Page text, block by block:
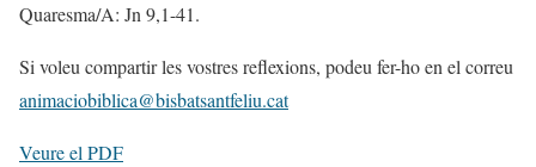
Quaresma/A: Jn 9,1-41.
Si voleu compartir les vostres reflexions, podeu fer-ho en el correu
animaciobiblica@bisbatsantfeliu.cat
Veure el PDF